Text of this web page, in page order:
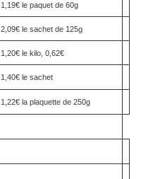
1,19€ le paquet de 60g
2,09€ le sachet de 125g
1,20€ le kilo, 0,62€
1,40€ le sachet
1,22€ la plaquette de 250g